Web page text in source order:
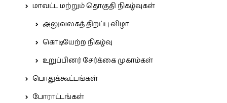
மாவட்ட மற்றும் தொகுதி நிகழ்வுகள்
அலுவலகத் திறப்பு விழா
கொடியேற்ற நிகழ்வு
உறுப்பினர் சேர்க்கை முகாம்கள்
பொதுக்கூட்டங்கள்
போராட்டங்கள்